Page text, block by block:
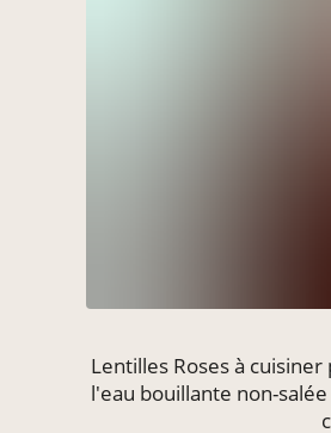
Lentilles Roses à
l'eau bouillante non-